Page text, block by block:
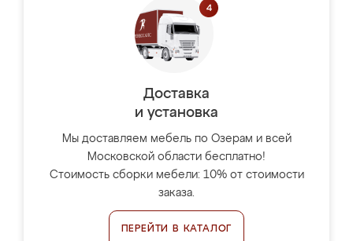
Доставка
и установка
Мы доставляем мебель по Озерам и всей
Московской области бесплатно!
Стоимость сборки мебели: 10% от стоимости
заказа.
ПЕРЕЙТИ В КАТАЛОГ